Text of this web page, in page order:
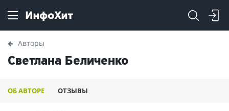
Авторы
Светлана Беличенко
ОБ АВТОРЕ ОТЗЫВЫ